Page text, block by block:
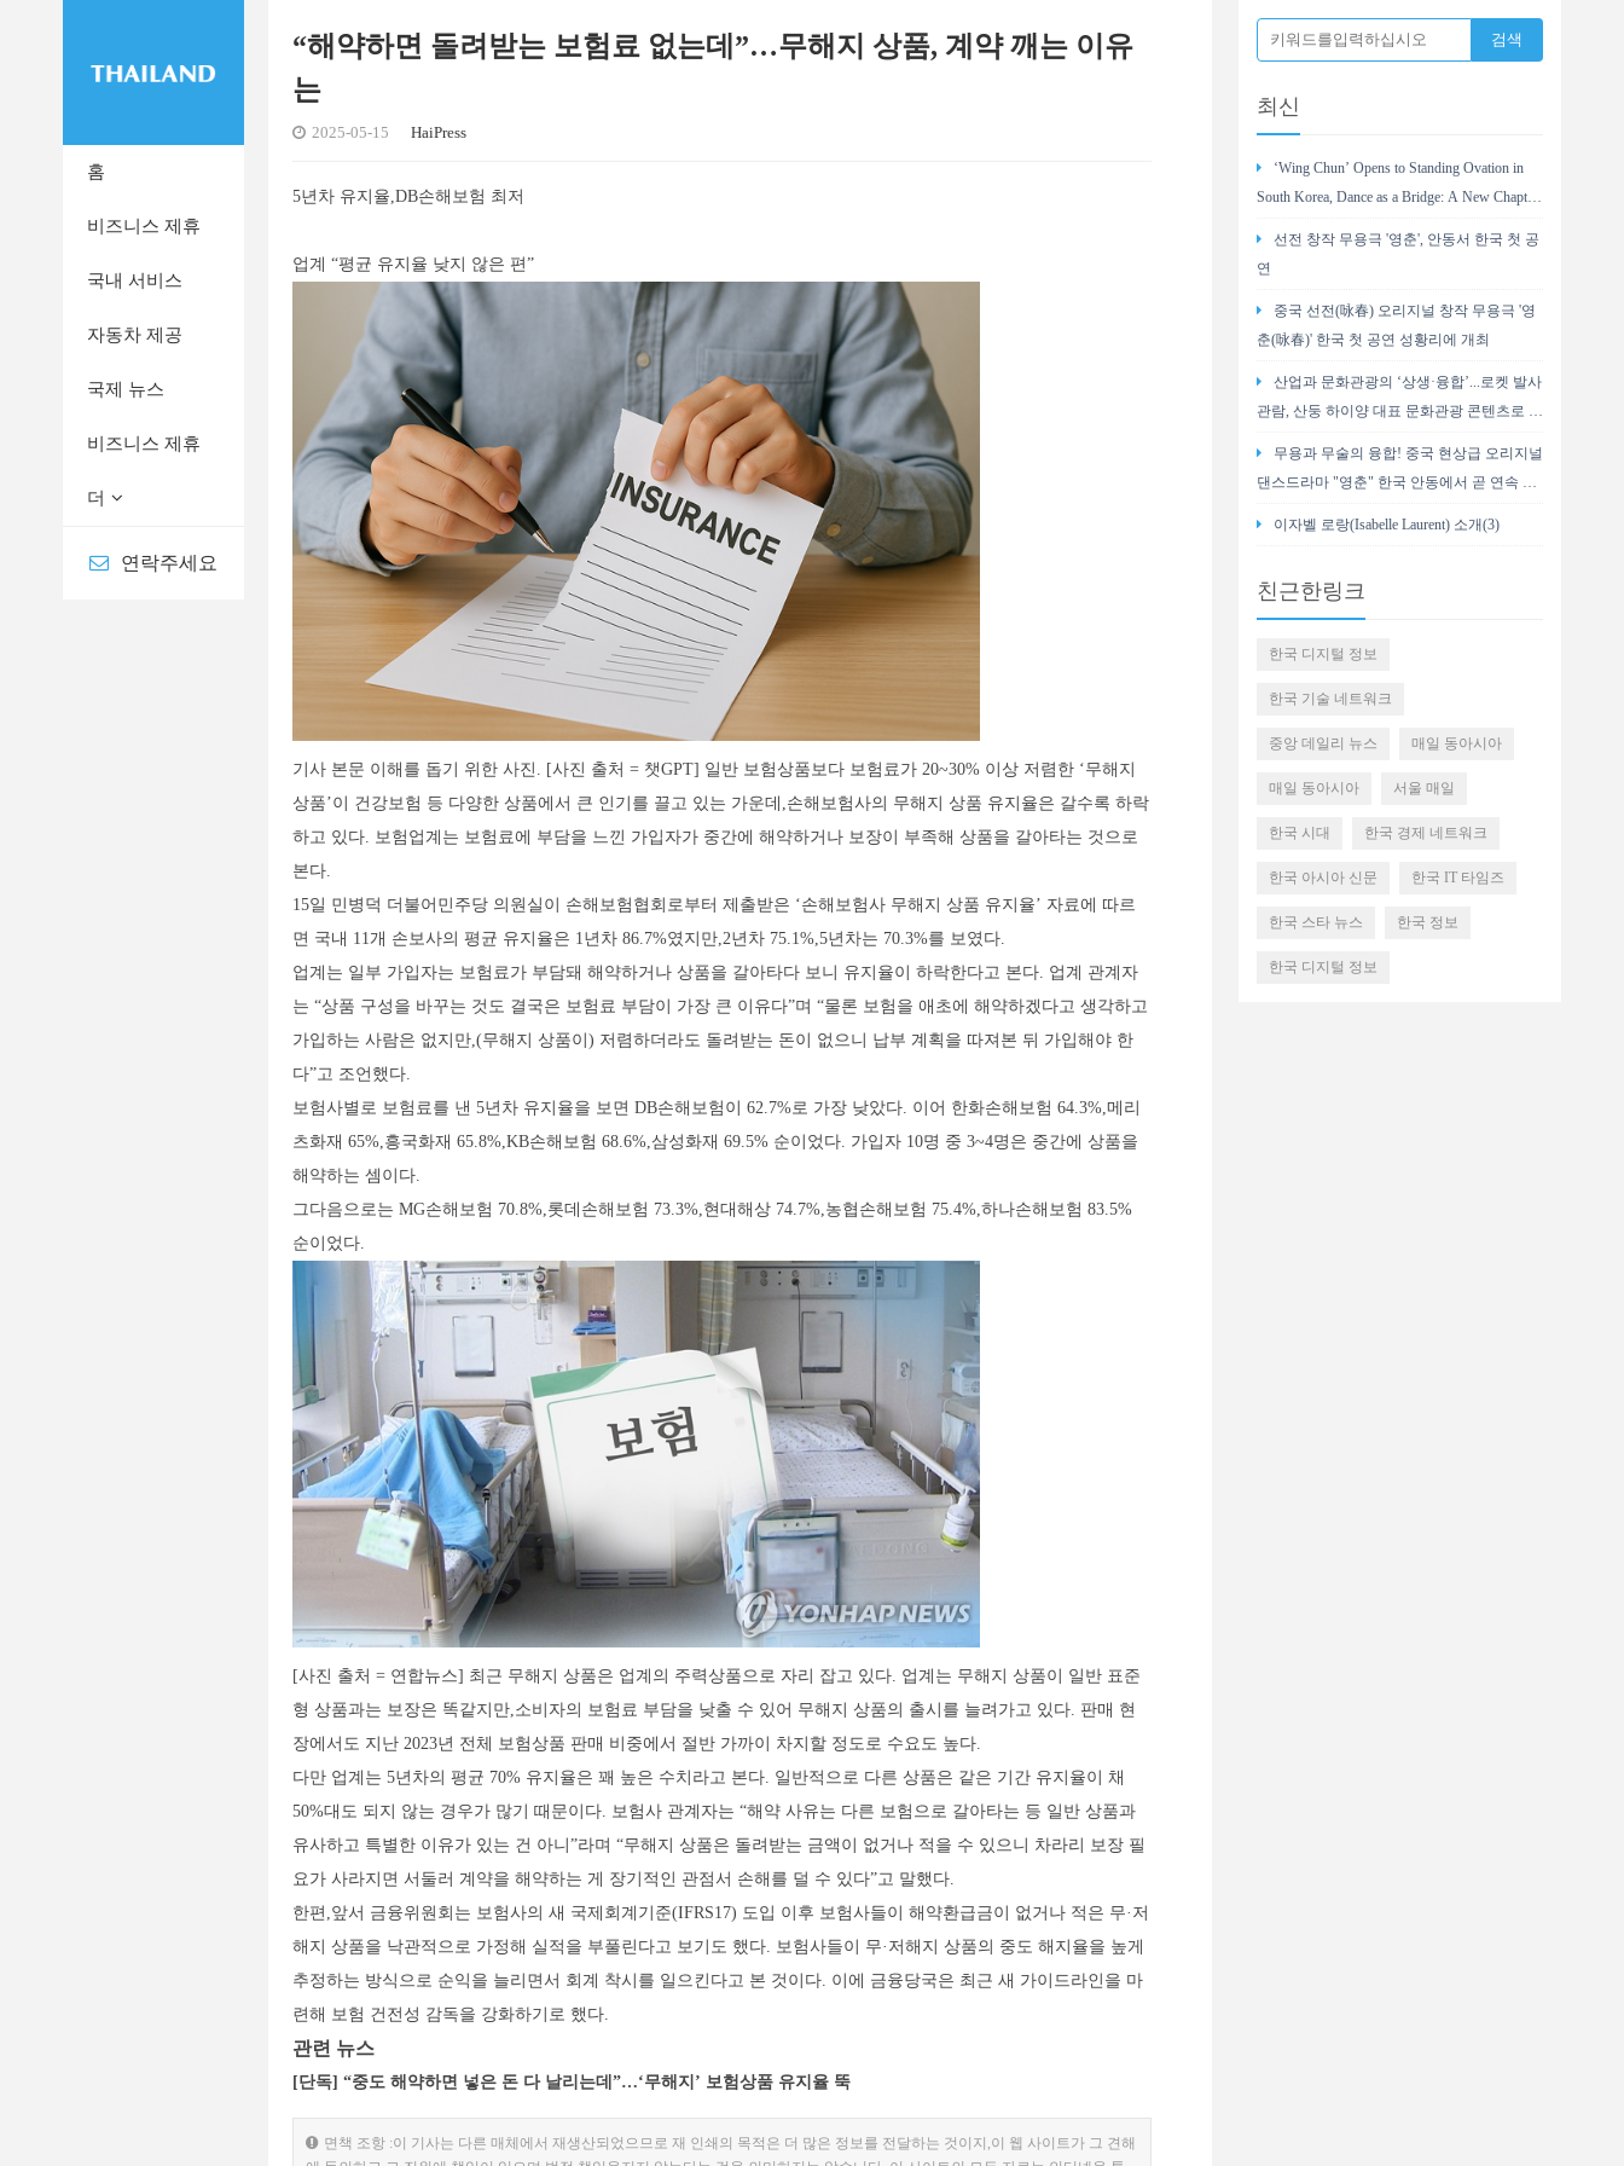
홈
비즈니스 제휴
국내 서비스
자동차 제공
국제 뉴스
비즈니스 제휴
더
연락주세요
“해약하면 돌려받는 보험료 없는데”…무해지 상품, 계약 깨는 이유
는
2025-05-15 HaiPress
5년차 유지율,DB손해보험 최저
업계 “평균 유지율 낮지 않은 편”
기사 본문 이해를 돕기 위한 사진. [사진 출처 = 챗GPT] 일반 보험상품보다 보험료가 20~30% 이상 저렴한 ‘무해지
상품’이 건강보험 등 다양한 상품에서 큰 인기를 끌고 있는 가운데,손해보험사의 무해지 상품 유지율은 갈수록 하락
하고 있다. 보험업계는 보험료에 부담을 느낀 가입자가 중간에 해약하거나 보장이 부족해 상품을 갈아타는 것으로
본다.
15일 민병덕 더불어민주당 의원실이 손해보험협회로부터 제출받은 ‘손해보험사 무해지 상품 유지율’ 자료에 따르
면 국내 11개 손보사의 평균 유지율은 1년차 86.7%였지만,2년차 75.1%,5년차는 70.3%를 보였다.
업계는 일부 가입자는 보험료가 부담돼 해약하거나 상품을 갈아타다 보니 유지율이 하락한다고 본다. 업계 관계자
는 “상품 구성을 바꾸는 것도 결국은 보험료 부담이 가장 큰 이유다”며 “물론 보험을 애초에 해약하겠다고 생각하고
가입하는 사람은 없지만,(무해지 상품이) 저렴하더라도 돌려받는 돈이 없으니 납부 계획을 따져본 뒤 가입해야 한
다”고 조언했다.
보험사별로 보험료를 낸 5년차 유지율을 보면 DB손해보험이 62.7%로 가장 낮았다. 이어 한화손해보험 64.3%,메리
츠화재 65%,흥국화재 65.8%,KB손해보험 68.6%,삼성화재 69.5% 순이었다. 가입자 10명 중 3~4명은 중간에 상품을
해약하는 셈이다.
그다음으로는 MG손해보험 70.8%,롯데손해보험 73.3%,현대해상 74.7%,농협손해보험 75.4%,하나손해보험 83.5%
순이었다.
[사진 출처 = 연합뉴스] 최근 무해지 상품은 업계의 주력상품으로 자리 잡고 있다. 업계는 무해지 상품이 일반 표준
형 상품과는 보장은 똑같지만,소비자의 보험료 부담을 낮출 수 있어 무해지 상품의 출시를 늘려가고 있다. 판매 현
장에서도 지난 2023년 전체 보험상품 판매 비중에서 절반 가까이 차지할 정도로 수요도 높다.
다만 업계는 5년차의 평균 70% 유지율은 꽤 높은 수치라고 본다. 일반적으로 다른 상품은 같은 기간 유지율이 채
50%대도 되지 않는 경우가 많기 때문이다. 보험사 관계자는 “해약 사유는 다른 보험으로 갈아타는 등 일반 상품과
유사하고 특별한 이유가 있는 건 아니”라며 “무해지 상품은 돌려받는 금액이 없거나 적을 수 있으니 차라리 보장 필
요가 사라지면 서둘러 계약을 해약하는 게 장기적인 관점서 손해를 덜 수 있다”고 말했다.
한편,앞서 금융위원회는 보험사의 새 국제회계기준(IFRS17) 도입 이후 보험사들이 해약환급금이 없거나 적은 무·저
해지 상품을 낙관적으로 가정해 실적을 부풀린다고 보기도 했다. 보험사들이 무·저해지 상품의 중도 해지율을 높게
추정하는 방식으로 순익을 늘리면서 회계 착시를 일으킨다고 본 것이다. 이에 금융당국은 최근 새 가이드라인을 마
련해 보험 건전성 감독을 강화하기로 했다.
관련 뉴스
[단독] “중도 해약하면 넣은 돈 다 날리는데”…‘무해지’ 보험상품 유지율 뚝
면책 조항 :이 기사는 다른 매체에서 재생산되었으므로 재 인쇄의 목적은 더 많은 정보를 전달하는 것이지,이 웹 사이트가 그 견해
최신
‘Wing Chun’ Opens to Standing Ovation in
South Korea, Dance as a Bridge: A New Chapter
선전 창작 무용극 '영춘', 안동서 한국 첫 공
연
중국 선전(咏春) 오리지널 창작 무용극 '영
춘(咏春)' 한국 첫 공연 성황리에 개최
산업과 문화관광의 ‘상생·융합’...로켓 발사
관람, 산둥 하이양 대표 문화관광 콘텐츠로 부
무용과 무술의 융합! 중국 현상급 오리지널
댄스드라마 "영춘" 한국 안동에서 곧 연속 2
이자벨 로랑(Isabelle Laurent) 소개(3)
친근한링크
한국 디지털 정보
한국 기술 네트워크
중앙 데일리 뉴스 매일 동아시아
매일 동아시아 서울 매일
한국 시대 한국 경제 네트워크
한국 아시아 신문 한국 IT 타임즈
한국 스타 뉴스 한국 정보
한국 디지털 정보